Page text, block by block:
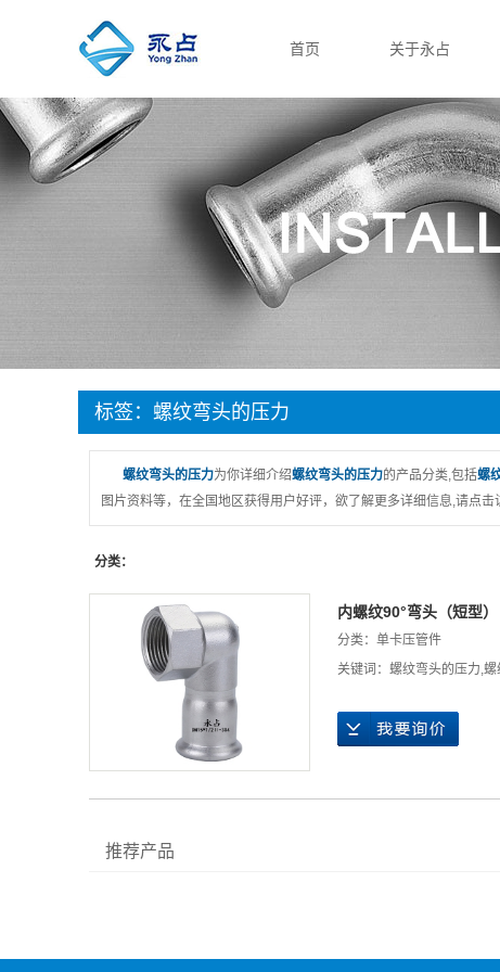
首页 关于永占
公司简介
资质档案
联系我们
标签：螺纹弯头的压力
螺纹弯头的压力为你详细介绍螺纹弯头的压力的产品分类,包括螺
图片资料等，在全国地区获得用户好评，欲了解更多详细信息,请点击
分类：
内螺纹90°弯头（短型）
分类： 单卡压管件
关键词： 螺纹弯头的压力,螺
推荐产品